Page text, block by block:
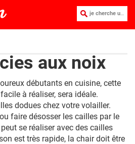
je cherche une recette :
aux noix
débutants en cuisine, cette
à réaliser, sera idéale.
dodues chez votre volailler.
faire désosser les cailles par le
se réaliser avec des cailles
est très rapide, la chair doit être